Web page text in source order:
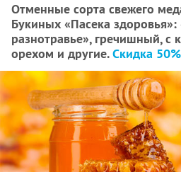
Отменные сорта свежего
Букиных «Пасека здоровья»:
разнотравье», гречишный, с
орехом и другие.Скидка 50%